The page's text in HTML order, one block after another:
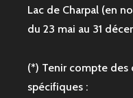
Lac de Charpal (en
du 23 mai au 31
(*) Tenir compte
spécifiques :